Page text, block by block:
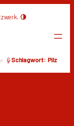
Schlagwort: Pilz